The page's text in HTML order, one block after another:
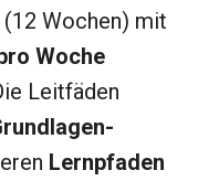
(12 Wochen) mit
Woche
Leitfäden
Lernpfaden